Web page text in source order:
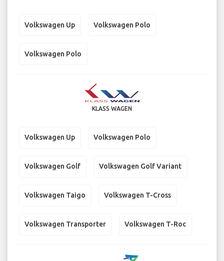
Volkswagen Up Volkswagen Polo
Volkswagen Polo
KLASS WAGEN
Volkswagen Up Volkswagen Polo
Volkswagen Golf Volkswagen Golf Variant
Volkswagen Taigo Volkswagen T-Cross
Volkswagen Transporter Volkswagen T-Roc